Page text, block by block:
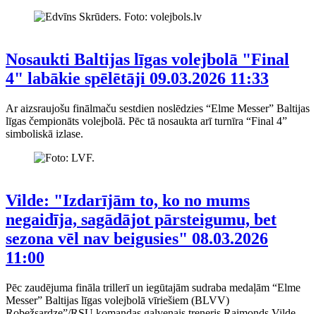
Nosaukti Baltijas līgas volejbolā "Final
4" labākie spēlētāji 09.03.2026 11:33
Ar aizsraujošu finālmaču sestdien noslēdzies “Elme Messer” Baltijas
līgas čempionāts volejbolā. Pēc tā nosaukta arī turnīra “Final 4”
simboliskā izlase.
Vilde: "Izdarījām to, ko no mums
negaidīja, sagādājot pārsteigumu, bet
sezona vēl nav beigusies" 08.03.2026
11:00
Pēc zaudējuma fināla trillerī un iegūtajām sudraba medaļām “Elme
Messer” Baltijas līgas volejbolā vīriešiem (BLVV)